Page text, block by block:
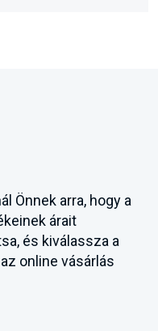
Önnek arra, hogy a
árait
és kiválassza a
online vásárlás